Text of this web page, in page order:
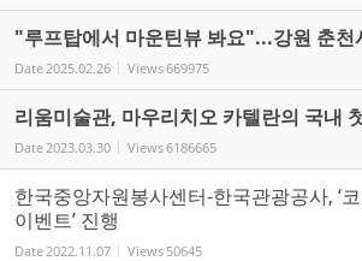
"루프탑에서 마운틴뷰 봐요"...강원 춘천
Date 2025.02.26 Views669975
리움미술관, 마우리치오 카텔란의 국내
Date 2023.03.30 Views6186665
한국중앙자원봉사센터-한국관광공사, ‘
이벤트’ 진행
Date 2022.11.07 Views 50645